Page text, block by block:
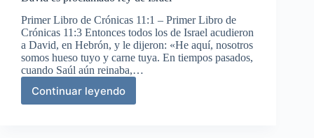
Primer Libro de Crónicas 11:1 – Primer Libro de
Crónicas 11:3 Entonces todos los de Israel acudieron
a David, en Hebrón, y le dijeron: «He aquí, nosotros
somos hueso tuyo y carne tuya. En tiempos pasados,
cuando Saúl aún reinaba,…
Continuar leyendo
David